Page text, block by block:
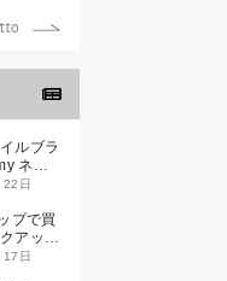
ルブラ
ネイ
します
日
プで買
アップ
日